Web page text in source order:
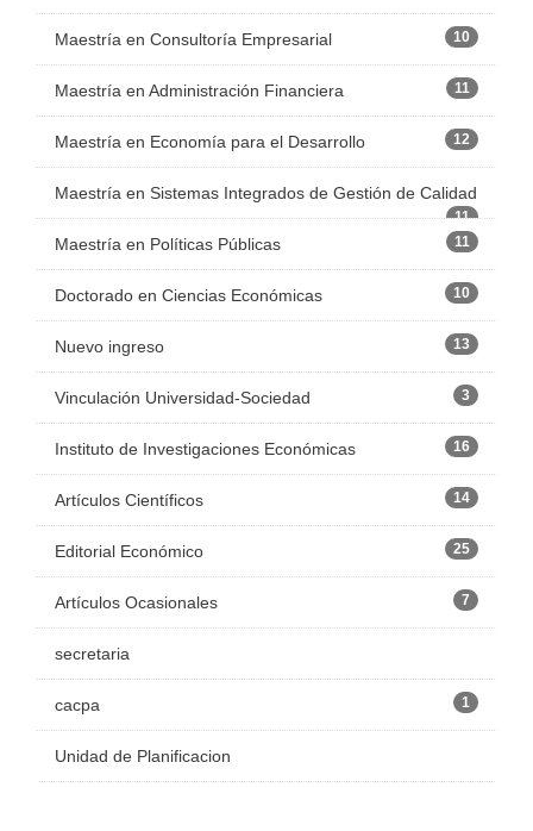
Maestría en Consultoría Empresarial 10
Maestría en Administración Financiera 11
Maestría en Economía para el Desarrollo 12
Maestría en Sistemas Integrados de Gestión de Calidad
11
Maestría en Políticas Públicas 11
Doctorado en Ciencias Económicas 10
Nuevo ingreso 13
Vinculación Universidad-Sociedad 3
Instituto de Investigaciones Económicas 16
Artículos Científicos 14
Editorial Económico 25
Artículos Ocasionales 7
secretaria
cacpa 1
Unidad de Planificacion